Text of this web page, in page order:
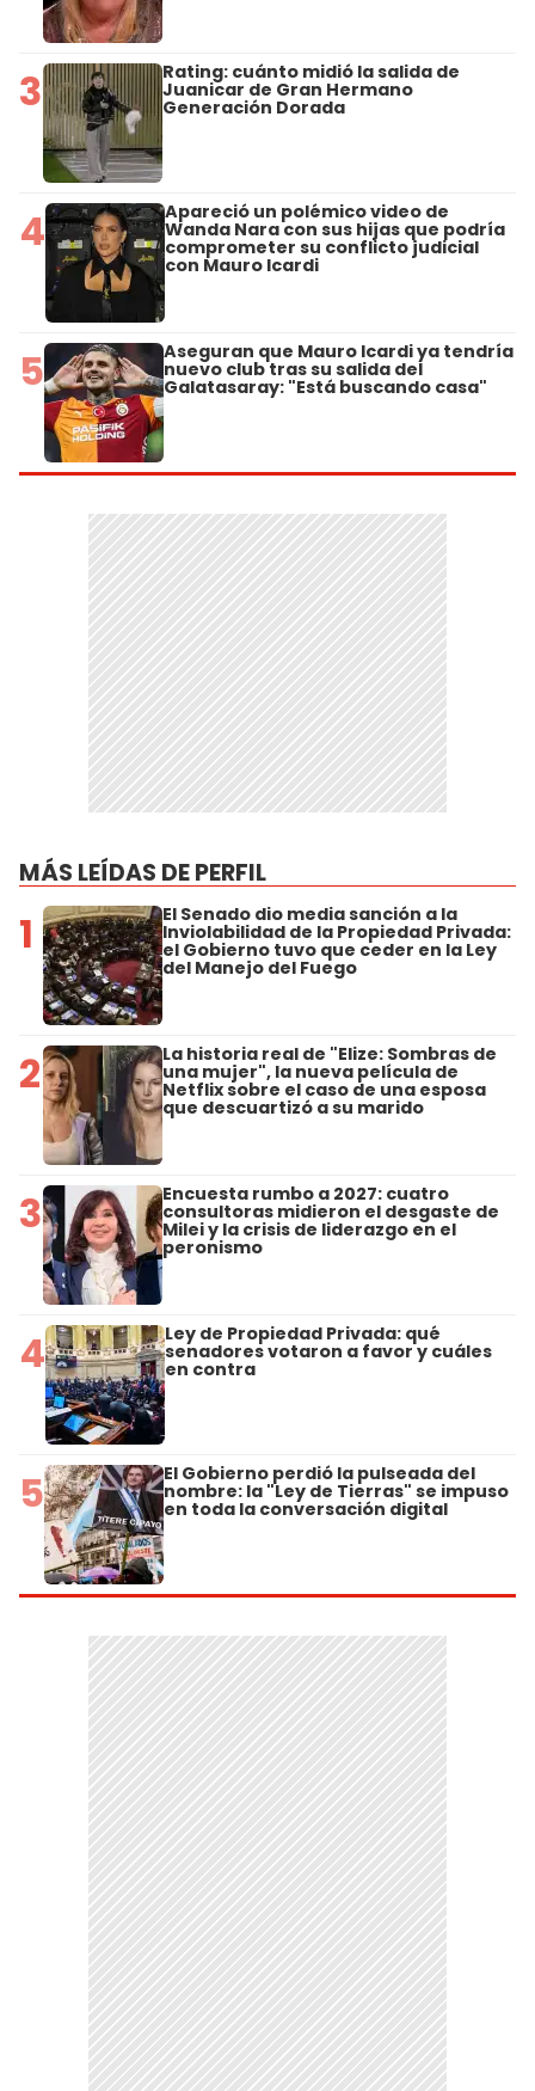
3 Rating: cuánto midió la salida de
Juanicar de Gran Hermano
Generación Dorada
4 Apareció un polémico video de
Wanda Nara con sus hijas que podría
comprometer su conflicto judicial
con Mauro Icardi
5 Aseguran que Mauro Icardi ya tendría
nuevo club tras su salida del
Galatasaray: "Está buscando casa"
MÁS LEÍDAS DE PERFIL
1 El Senado dio media sanción a la
Inviolabilidad de la Propiedad Privada:
el Gobierno tuvo que ceder en la Ley
del Manejo del Fuego
2 La historia real de "Elize: Sombras de
una mujer", la nueva película de
Netflix sobre el caso de una esposa
que descuartizó a su marido
3 Encuesta rumbo a 2027: cuatro
consultoras midieron el desgaste de
Milei y la crisis de liderazgo en el
peronismo
4 Ley de Propiedad Privada: qué
senadores votaron a favor y cuáles
en contra
5 El Gobierno perdió la pulseada del
nombre: la "Ley de Tierras" se impuso
en toda la conversación digital